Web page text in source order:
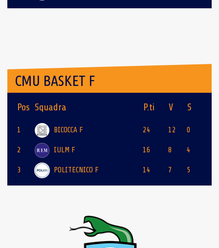
CMU BASKET F
Pos Squadra P.ti V S
1 BICOCCA F 24 12 0
2 IULM F 16 8 4
3 POLITECNICO F 14 7 5